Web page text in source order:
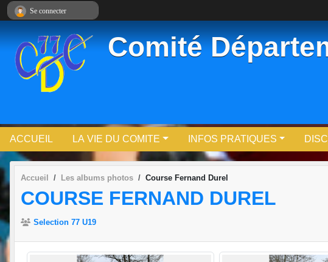
Comité
ACCUEIL LA VIE DU COMITE INFOS PRATIQUES
Accueil Les albums photos Course Fernand Durel
COURSE FERNAND DUREL
Selection 77 U19
Se connecter
Panneau de gestion des cookies